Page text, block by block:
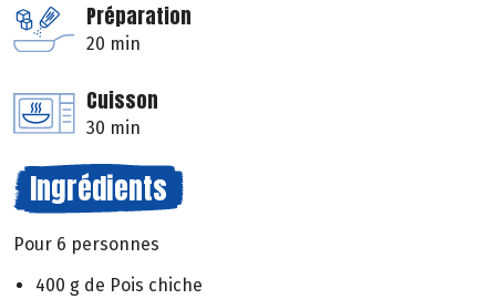
Préparation
20 min
Cuisson
30 min
Ingrédients
Pour 6 personnes
400 g de Pois chiche